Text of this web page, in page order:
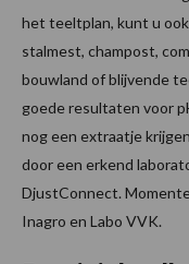
het teeltplan, kunt u
stalmest, champost,
bouwland of blijvende
goede resultaten voor
nog een extraatje
door een erkend
DjustConnect.
Inagro en Labo VVK.